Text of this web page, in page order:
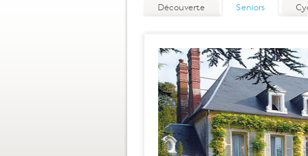
Découverte Seniors